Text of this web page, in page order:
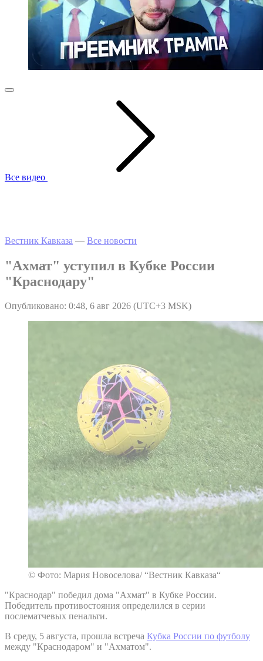
Все видео
Вестник Кавказа — Все новости
"Ахмат" уступил в Кубке России
"Краснодару"
Опубликовано: 0:48, 6 авг 2026 (UTC+3 MSK)
© Фото: Мария Новоселова/ “Вестник Кавказа“
"Краснодар" победил дома "Ахмат" в Кубке России.
Победитель противостояния определился в серии
послематчевых пенальти.
В среду, 5 августа, прошла встреча Кубка России по футболу
между "Краснодаром" и "Ахматом".